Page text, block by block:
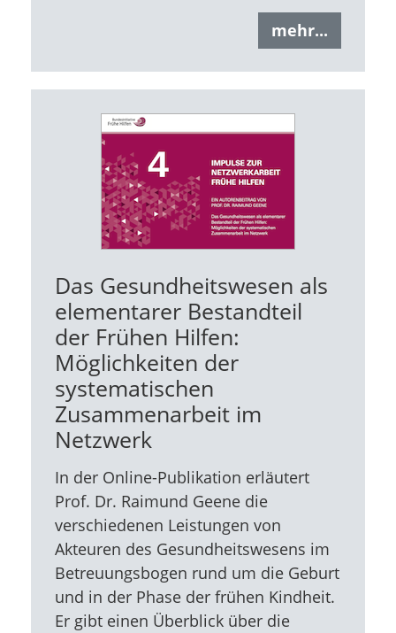
mehr...
Das Gesundheitswesen als
elementarer Bestandteil
der Frühen Hilfen:
Möglichkeiten der
systematischen
Zusammenarbeit im
Netzwerk
In der Online-Publikation erläutert
Prof. Dr. Raimund Geene die
verschiedenen Leistungen von
Akteuren des Gesundheitswesens im
Betreuungsbogen rund um die Geburt
und in der Phase der frühen Kindheit.
Er gibt einen Überblick über die